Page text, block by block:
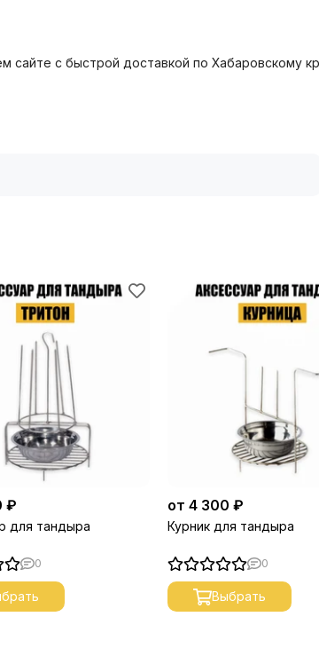
сайте с быстрой доставкой по Хабаровскому
₽
для тандыра
0
от 4 300 ₽
Курник для тандыра
0
Выбрать